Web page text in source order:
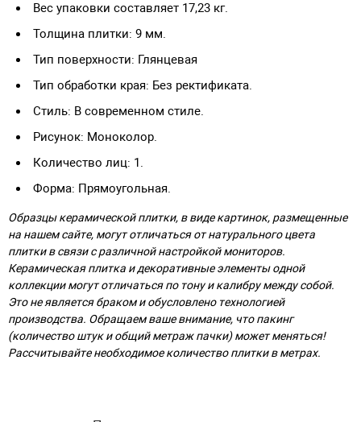
Вес упаковки составляет 17,23 кг.
Толщина плитки: 9 мм.
Тип поверхности: Глянцевая
Тип обработки края: Без ректификата.
Стиль: В современном стиле.
Рисунок: Моноколор.
Количество лиц: 1.
Форма: Прямоугольная.
Образцы керамической плитки, в виде картинок, размещенные
на нашем сайте, могут отличаться от натурального цвета
плитки в связи с различной настройкой мониторов.
Керамическая плитка и декоративные элементы одной
коллекции могут отличаться по тону и калибру между собой.
Это не является браком и обусловлено технологией
производства. Обращаем ваше внимание, что пакинг
(количество штук и общий метраж пачки) может меняться!
Рассчитывайте необходимое количество плитки в метрах.